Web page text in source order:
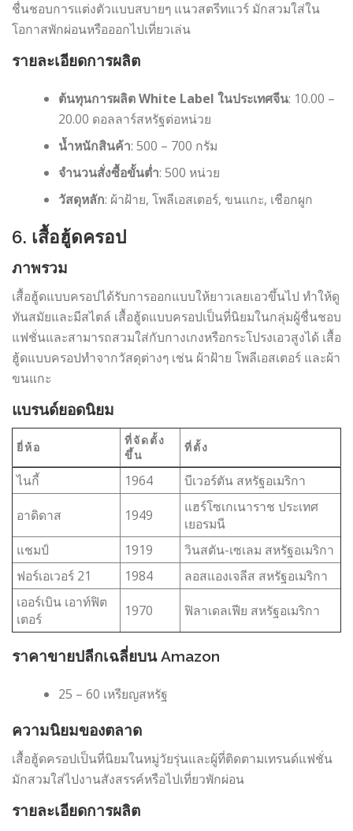
ชื่นชอบการแต่งตัวแบบสบายๆ แนวสตรีทแวร์ มักสวมใส่ใน
โอกาสพักผ่อนหรือออกไปเที่ยวเล่น
รายละเอียดการผลิต
ต้นทุนการผลิต White Label ในประเทศจีน: 10.00 –
20.00 ดอลลาร์สหรัฐต่อหน่วย
น้ำหนักสินค้า: 500 – 700 กรัม
จำนวนสั่งซื้อขั้นต่ำ: 500 หน่วย
วัสดุหลัก: ผ้าฝ้าย, โพลีเอสเตอร์, ขนแกะ, เชือกผูก
6. เสื้อฮู้ดครอป
ภาพรวม
เสื้อฮู้ดแบบครอปได้รับการออกแบบให้ยาวเลยเอวขึ้นไป ทำให้ดู
ทันสมัยและมีสไตล์ เสื้อฮู้ดแบบครอปเป็นที่นิยมในกลุ่มผู้ชื่นชอบ
แฟชั่นและสามารถสวมใส่กับกางเกงหรือกระโปรงเอวสูงได้ เสื้อ
ฮู้ดแบบครอปทำจากวัสดุต่างๆ เช่น ผ้าฝ้าย โพลีเอสเตอร์ และผ้า
ขนแกะ
แบรนด์ยอดนิยม
ยี่ห้อ
ที่จัดตั้ง
ขึ้น
ที่ตั้ง
ไนกี้ 1964
บีเวอร์ตัน สหรัฐอเมริกา
อาดิดาส
1949
แฮร์โซเกเนาราช ประเทศ
เยอรมนี
แชมป์
1919
วินสตัน-เซเลม สหรัฐอเมริกา
ฟอร์เอเวอร์ 21
1984
ลอสแองเจลีส สหรัฐอเมริกา
เออร์เบิน เอาท์ฟิต
เตอร์
1970 ฟิลาเดลเฟีย สหรัฐอเมริกา
ราคาขายปลีกเฉลี่ยบน Amazon
25 – 60 เหรียญสหรัฐ
ความนิยมของตลาด
เสื้อฮู้ดครอปเป็นที่นิยมในหมู่วัยรุ่นและผู้ที่ติดตามเทรนด์แฟชั่น
มักสวมใส่ไปงานสังสรรค์หรือไปเที่ยวพักผ่อน
รายละเอียดการผลิต